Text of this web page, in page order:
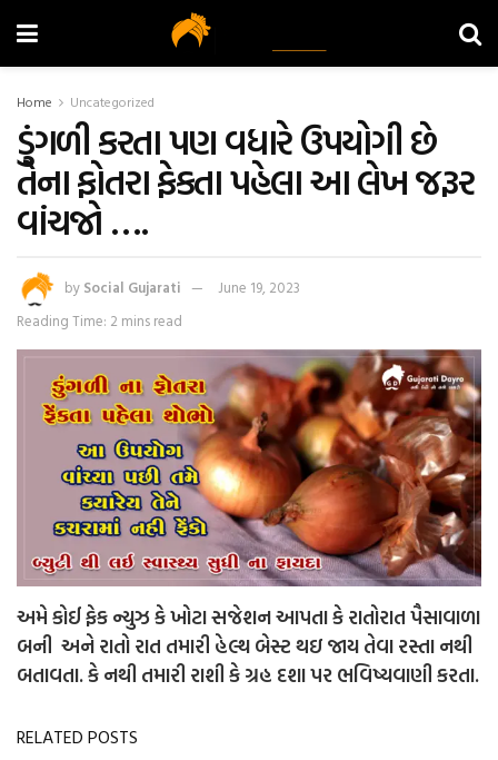
Home Uncategorized
ડુંગળી કરતા પણ વધારે ઉપયોગી છે
તેના ફોતરા ફેકતા પહેલા આ લેખ જરૂર
વાંચજો ….
by Social Gujarati
June 19, 2023
Reading Time: 2 mins read
અમે કોઈ ફેક ન્યુઝ કે ખોટા સજેશન આપતા કે રાતોરાત પૈસાવાળા
બની અને રાતો રાત તમારી હેલ્થ બેસ્ટ થઇ જાય તેવા રસ્તા નથી
બતાવતા. કે નથી તમારી રાશી કે ગ્રહ દશા પર ભવિષ્યવાણી કરતા.
RELATED POSTS